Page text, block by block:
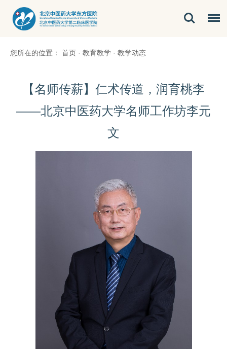
您所在的位置： 首页 · 教育教学 · 教学动态
【名师传薪】仁术传道，润育桃李
——北京中医药大学名师工作坊李元
文